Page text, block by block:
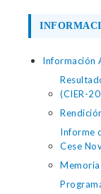
Información
(CIER-
Informe
Cese
Memoria